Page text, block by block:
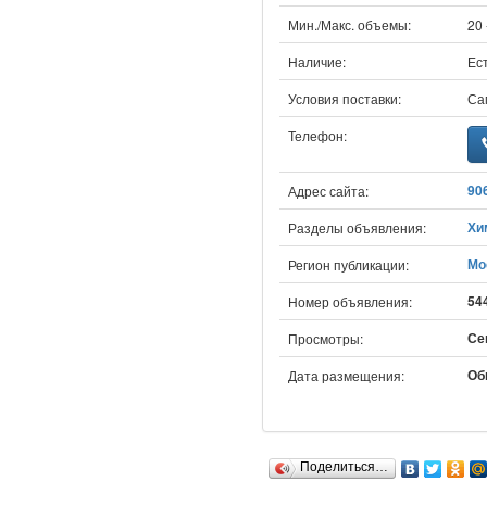
Мин./Макс. объемы:
20
Наличие:
Условия поставки:
Телефон:
Адрес сайта:
Разделы объявления:
Регион публикации:
Номер объявления:
Просмотры:
Дата размещения:
Поделиться…